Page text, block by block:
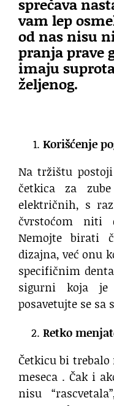
sprečava
vam lep
od nas nisu
pranja prave
imaju
željenog.
Korišćenje
Na tržištu
četkica za
električnih, s
čvrstoćom niti
Nemojte birati
dizajna, već onu
specifičnim
sigurni koja je
posavetujte se
Retko
Četkicu bi
meseca . Čak i
nisu